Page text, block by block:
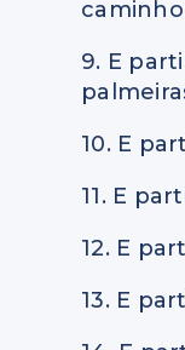
9. E
10. E
11. E
12. E
13. E